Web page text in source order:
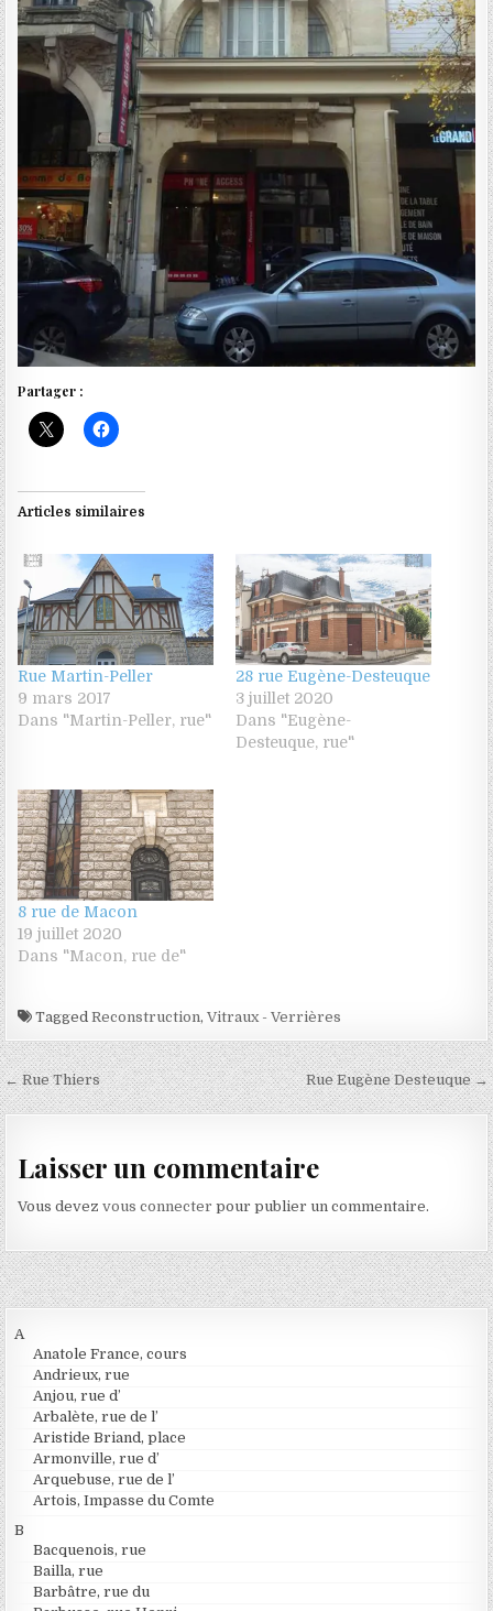
Partager :
Articles similaires
Rue Martin-Peller
9 mars 2017
Dans "Martin-Peller, rue"
28 rue Eugène-Desteuque
3 juillet 2020
Dans "Eugène-
Desteuque, rue"
8 rue de Macon
19 juillet 2020
Dans "Macon, rue de"
TaggedReconstruction,Vitraux - Verrières
Navigation de l’articleRue Eugène Desteuque →
← Rue Thiers
Laisser un commentaire
Vous devezvous connecter pour publier un commentaire.
A
Anatole France, cours
Andrieux, rue
Anjou, rue d’
Arbalète, rue de l’
Aristide Briand, place
Armonville, rue d’
Arquebuse, rue de l’
Artois, Impasse du Comte
B
Bacquenois, rue
Bailla, rue
Barbâtre, rue du